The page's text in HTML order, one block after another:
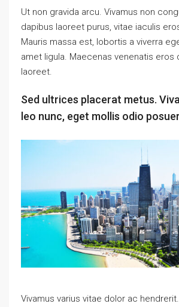
Ut non gravida arcu. Vivamus non
dapibus laoreet purus, vitae iaculis
Mauris massa est, lobortis a viverra
amet ligula. Maecenas venenatis eros
laoreet.
Sed ultrices placerat metus.
leo nunc, eget mollis odio
Vivamus varius vitae dolor ac